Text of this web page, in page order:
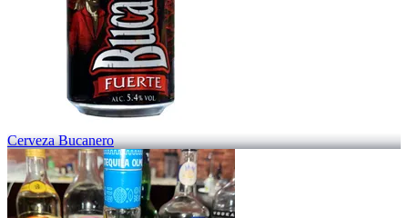
Cerveza Bucanero